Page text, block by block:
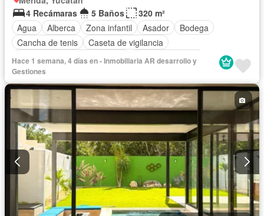
4 Recámaras
5 Baños
320 m²
Agua
Alberca Zona infantil Asador
Bodega
Cancha de tenis
Caseta de vigilancia
Circuito cerrado de televisión
Cocina equipada
Cuarto de Limpieza
Electricidad
Estacionamiento
Gimnasio
Jardín
Recámara con closet
Zonas verdes Sin amueblar
Hace 1 semana, 4 días en - Inmobiliaria AR desarrollo y
Gestiones